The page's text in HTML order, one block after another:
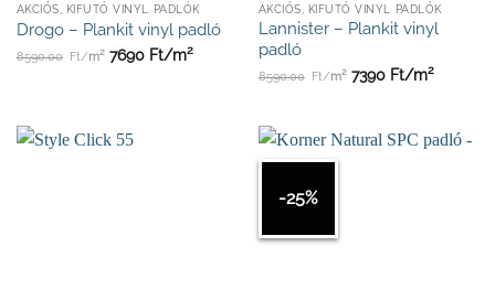
AKCIÓS, KIFUTÓ VINYL PADLÓK
Drogo – Plankit vinyl padló
8590.00 Ft/m27690 Ft/m2
AKCIÓS, KIFUTÓ VINYL PADLÓK
Lannister – Plankit vinyl
padló
8590.00 Ft/m27390 Ft/m2
-25%